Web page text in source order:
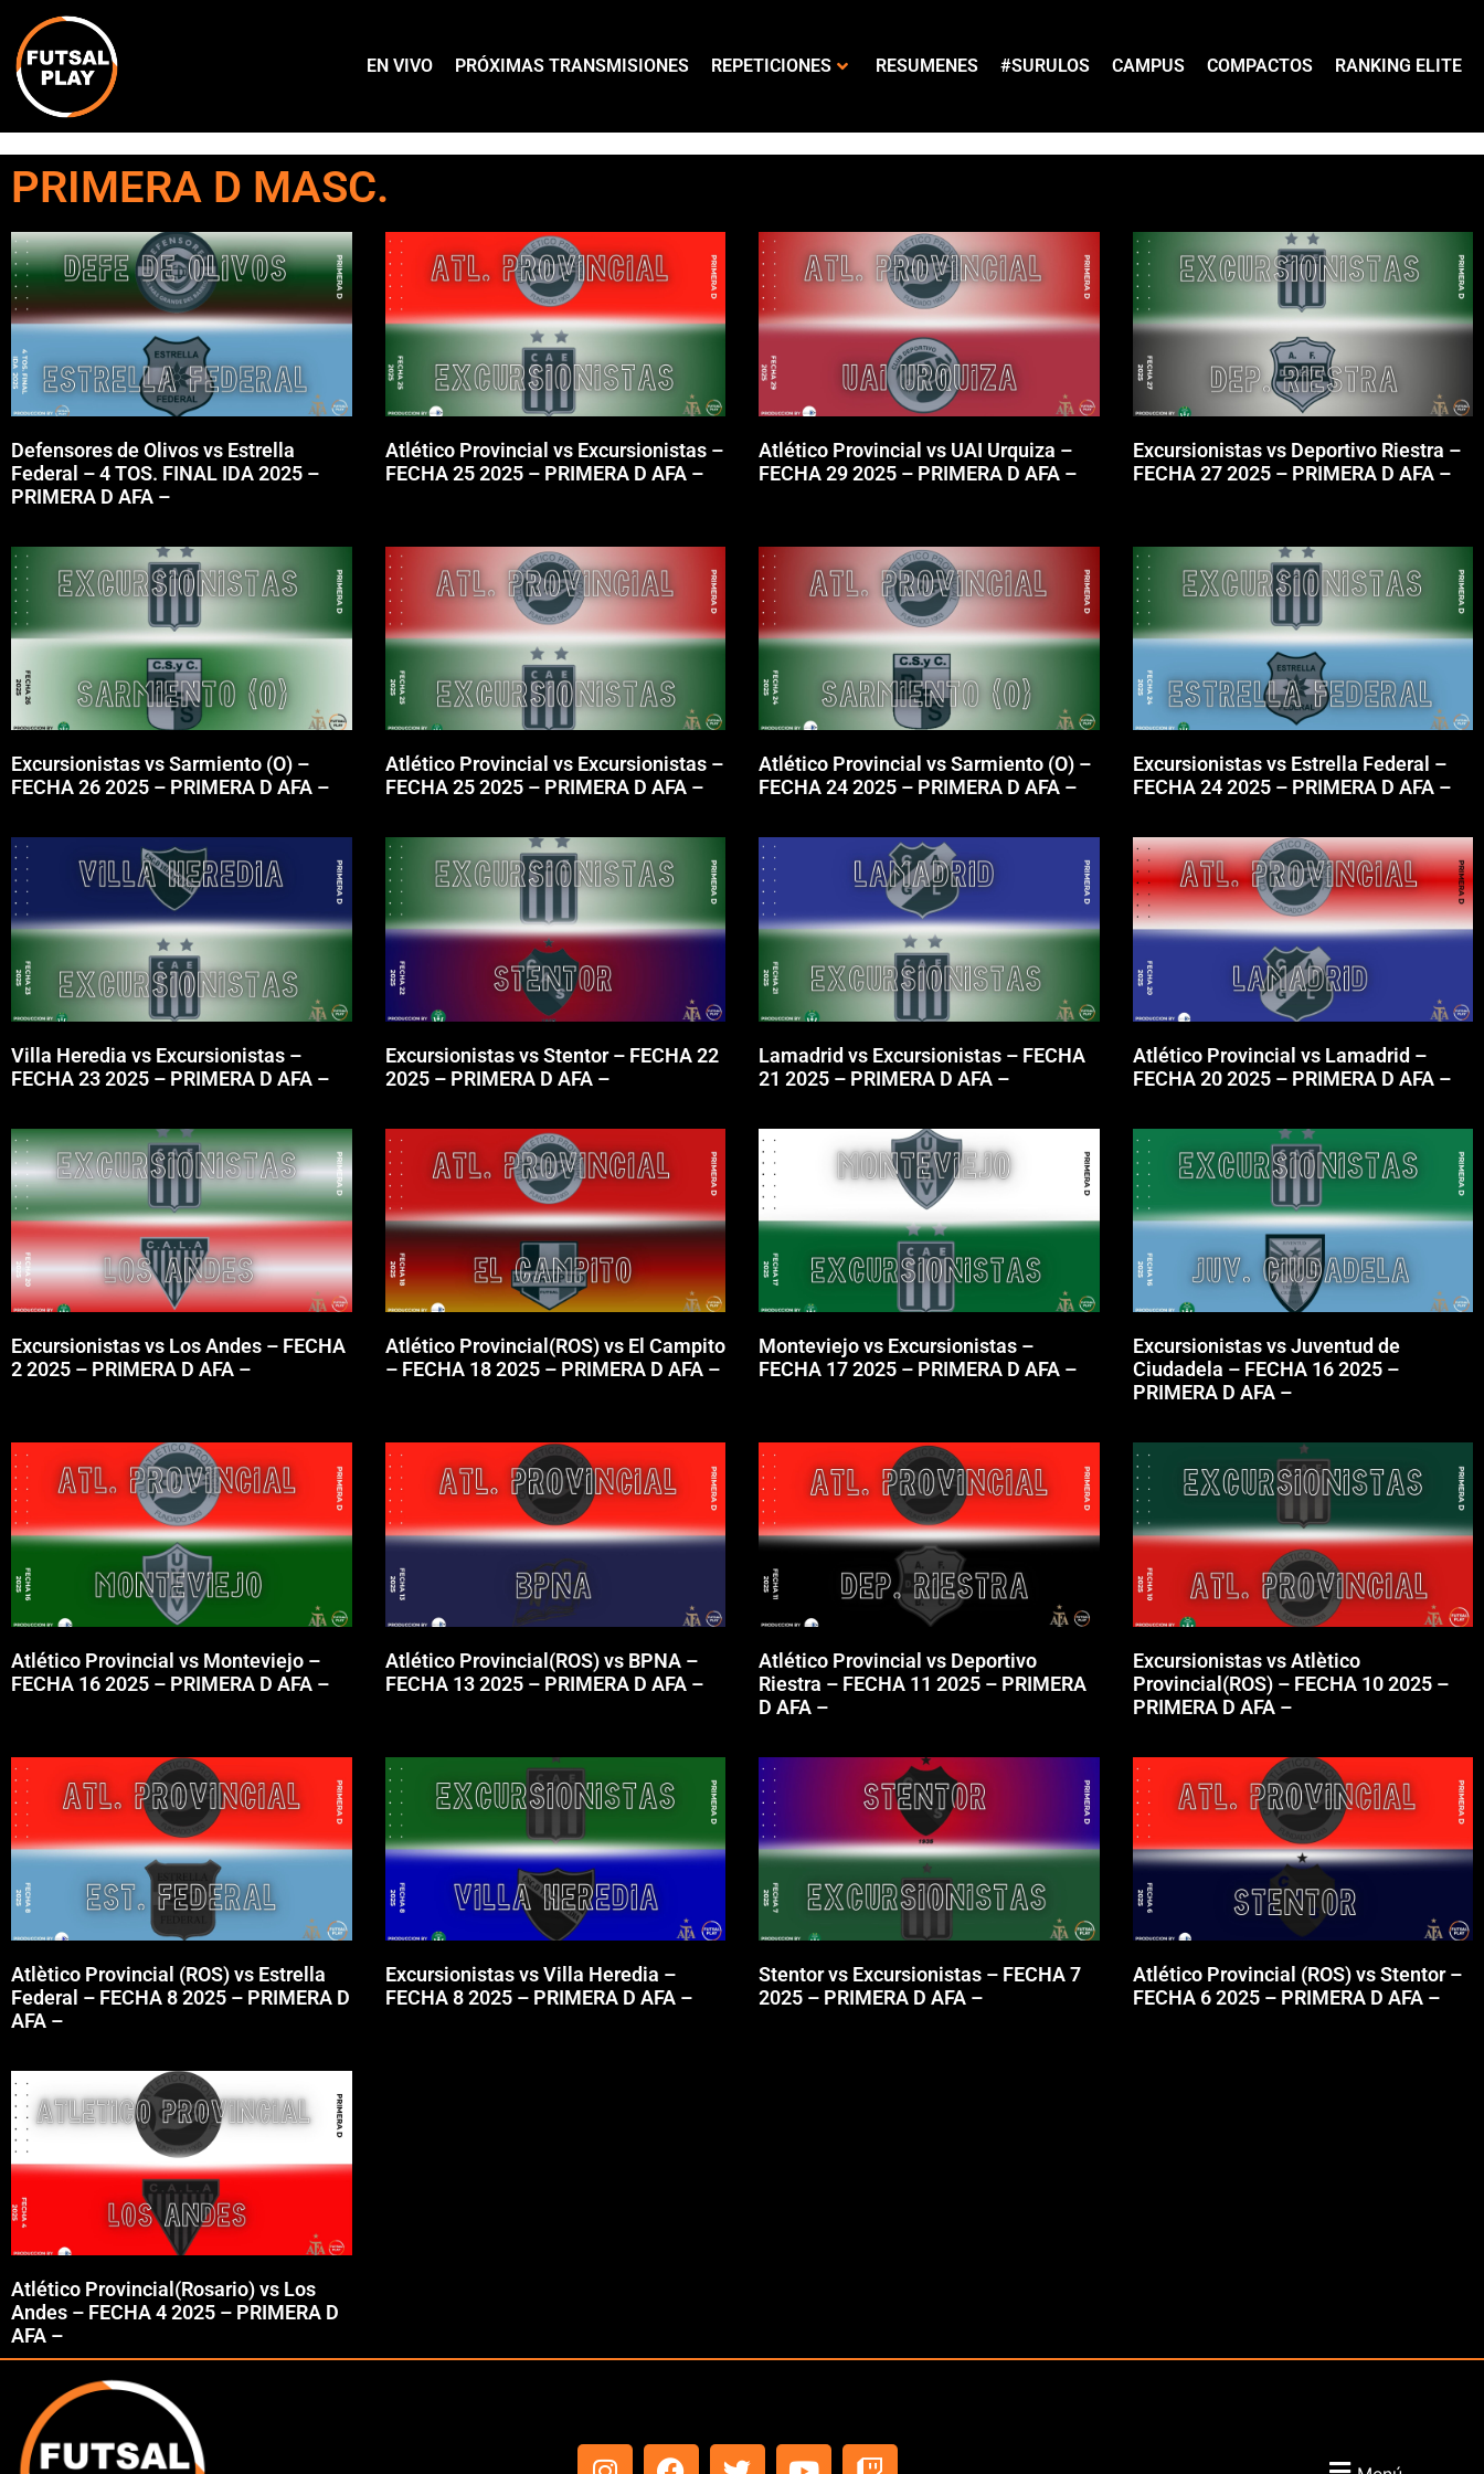
EN VIVO PRÓXIMAS TRANSMISIONES REPETICIONES RESUMENES #SURULOS CAMPUS COMPACTOS RANKING ELITE
PRIMERA D MASC.
Defensores de Olivos vs Estrella
Federal – 4 TOS. FINAL IDA 2025 –
PRIMERA D AFA –
Atlético Provincial vs Excursionistas –
FECHA 25 2025 – PRIMERA D AFA –
Atlético Provincial vs UAI Urquiza –
FECHA 29 2025 – PRIMERA D AFA –
Excursionistas vs Deportivo Riestra –
FECHA 27 2025 – PRIMERA D AFA –
Excursionistas vs Sarmiento (O) –
FECHA 26 2025 – PRIMERA D AFA –
Atlético Provincial vs Excursionistas –
FECHA 25 2025 – PRIMERA D AFA –
Atlético Provincial vs Sarmiento (O) –
FECHA 24 2025 – PRIMERA D AFA –
Excursionistas vs Estrella Federal –
FECHA 24 2025 – PRIMERA D AFA –
Villa Heredia vs Excursionistas –
FECHA 23 2025 – PRIMERA D AFA –
Excursionistas vs Stentor – FECHA 22
2025 – PRIMERA D AFA –
Lamadrid vs Excursionistas – FECHA
21 2025 – PRIMERA D AFA –
Atlético Provincial vs Lamadrid –
FECHA 20 2025 – PRIMERA D AFA –
Excursionistas vs Los Andes – FECHA
2 2025 – PRIMERA D AFA –
Atlético Provincial(ROS) vs El Campito
– FECHA 18 2025 – PRIMERA D AFA –
Monteviejo vs Excursionistas –
FECHA 17 2025 – PRIMERA D AFA –
Excursionistas vs Juventud de
Ciudadela – FECHA 16 2025 –
PRIMERA D AFA –
Atlético Provincial vs Monteviejo –
FECHA 16 2025 – PRIMERA D AFA –
Atlético Provincial(ROS) vs BPNA –
FECHA 13 2025 – PRIMERA D AFA –
Atlético Provincial vs Deportivo
Riestra – FECHA 11 2025 – PRIMERA
D AFA –
Excursionistas vs Atlètico
Provincial(ROS) – FECHA 10 2025 –
PRIMERA D AFA –
Atlètico Provincial (ROS) vs Estrella
Federal – FECHA 8 2025 – PRIMERA D
AFA –
Excursionistas vs Villa Heredia –
FECHA 8 2025 – PRIMERA D AFA –
Stentor vs Excursionistas – FECHA 7
2025 – PRIMERA D AFA –
Atlético Provincial (ROS) vs Stentor –
FECHA 6 2025 – PRIMERA D AFA –
Atlético Provincial(Rosario) vs Los
Andes – FECHA 4 2025 – PRIMERA D
AFA –